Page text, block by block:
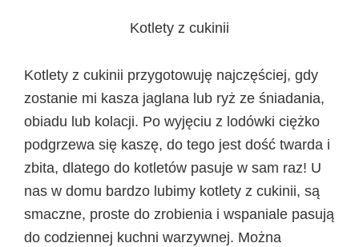
Kotlety z cukinii
Kotlety z cukinii przygotowuję najczęściej, gdy
zostanie mi kasza jaglana lub ryż ze śniadania,
obiadu lub kolacji. Po wyjęciu z lodówki ciężko
podgrzewa się kaszę, do tego jest dość twarda i
zbita, dlatego do kotletów pasuje w sam raz! U
nas w domu bardzo lubimy kotlety z cukinii, są
smaczne, proste do zrobienia i wspaniale pasują
do codziennej kuchni warzywnej. Można